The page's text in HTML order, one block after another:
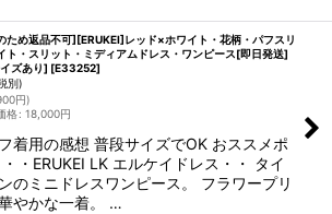
ため返品不可][ERUKEI]レッド×ホワイト・花柄・パフスリ
ト・スリット・ミディアムドレス・ワンピース[即日発送]
ズあり] [E33252]
別)
円)
格: 18,000円
着用の感想 普段サイズでOK おススメポ
・ERUKEI LK エルケイドレス・・ タイ
のミニドレスワンピース。 フラワープリ
やかな一着。 …